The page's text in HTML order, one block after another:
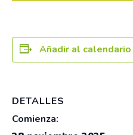
Añadir al calendario
DETALLES
Comienza: